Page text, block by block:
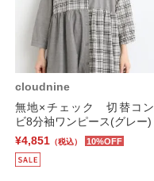
cloudnine
無地×チェック 切替コン
ビ8分袖ワンピース(グレー)
¥4,851 （税込） 10%OFF